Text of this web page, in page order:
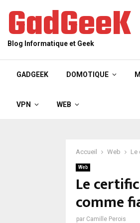
GadGeeK
Blog Informatique et Geek
GADGEEK DOMOTIQUE
VPN WEB
Accueil Web Le
Web
Le
comme
par Camille Perois